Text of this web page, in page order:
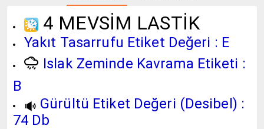
4 MEVSİM LASTİK
Yakıt Tasarrufu Etiket Değeri : E
Islak Zeminde Kavrama Etiketi :
B
Gürültü Etiket Değeri (Desibel) :
74 Db